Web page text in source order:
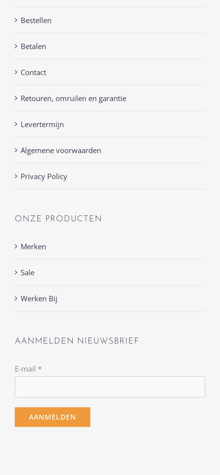
Bestellen
Betalen
Contact
Retouren, omruilen en garantie
Levertermijn
Algemene voorwaarden
Privacy Policy
ONZE PRODUCTEN
Merken
Sale
Werken Bij
AANMELDEN NIEUWSBRIEF
E-mail *